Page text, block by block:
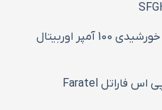
قیمت و خرید باتری خورشیدی 100 آمپر اوربیتال
قیمت و خرید یو پی اس فاراتل Faratel